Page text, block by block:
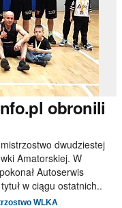
obronili
dwudziestej
Amatorskiej. W
Autoserwis
w ciągu ostatnich..
WLKA